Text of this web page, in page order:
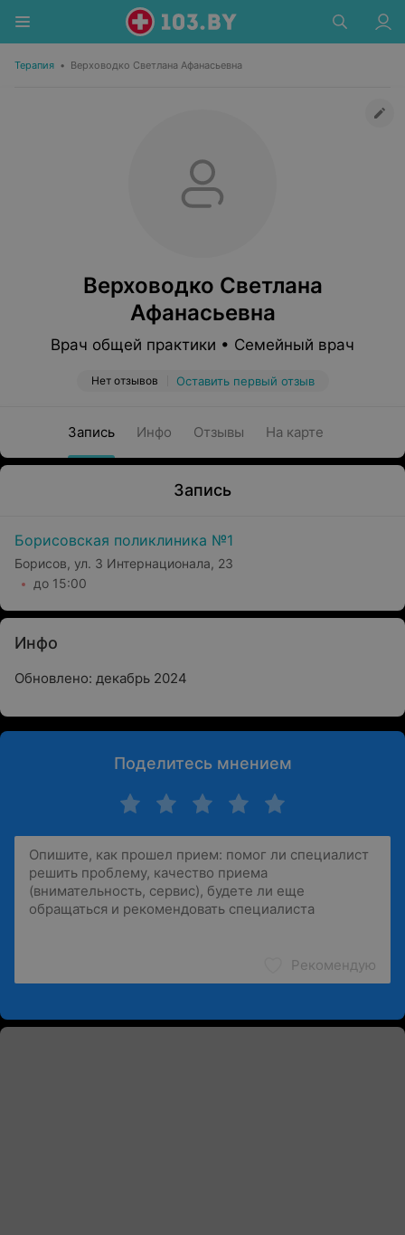
Терапия • Верховодко Светлана Афанасьевна
Верховодко Светлана
Афанасьевна
Врач общей практики • Семейный врач
Нет отзывов Оставить первый отзыв
Запись Инфо Отзывы На карте
Запись
Борисовская поликлиника №1
Борисов, ул. 3 Интернационала, 23
до 15:00
Инфо
Обновлено: декабрь 2024
Поделитесь мнением
Рекомендую